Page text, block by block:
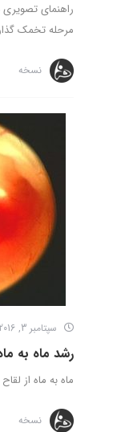
راهنمای
مرحله تخمک
نسخه
سپتامبر 3, 2016
رشد ماه به
ماه به ماه از
نسخه